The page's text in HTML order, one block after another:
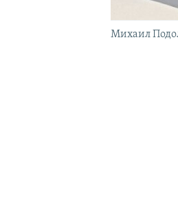
Михаил